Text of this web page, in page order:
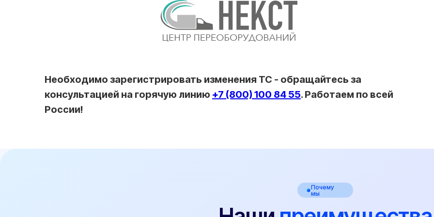
Необходимо зарегистрировать изменения ТС - обращайтесь за
консультацией на горячую линию +7 (800) 100 84 55. Работаем по всей
России!
Нашипреимущества
Работаем исключительно по договору.
У нас своя
Почему
мы